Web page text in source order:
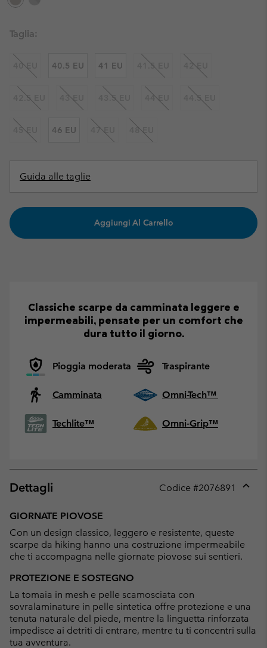
Taglia:
40 EU 40.5 EU 41 EU 41.5 EU 42 EU
42.5 EU 43 EU 43.5 EU 44 EU 44.5 EU
45 EU 46 EU 47 EU 48 EU
Guida alle taglie
Aggiungi Al Carrello
Classiche scarpe da camminata leggere e
impermeabili, pensate per un comfort che
dura tutto il giorno.
Pioggia moderata Traspirante
Camminata Omni-Tech™
Techlite™ Omni-Grip™
Dettagli Codice #2076891
GIORNATE PIOVOSE
Con un design classico, leggero e resistente, queste
scarpe da hiking hanno una costruzione impermeabile
che ti accompagna nelle giornate piovose sui sentieri.
PROTEZIONE E SOSTEGNO
La tomaia in mesh e pelle scamosciata con
sovralaminature in pelle sintetica offre protezione e una
tenuta naturale del piede, mentre la linguetta rinforzata
impedisce ai detriti di entrare, mentre tu ti concentri sulla
tua avventura.